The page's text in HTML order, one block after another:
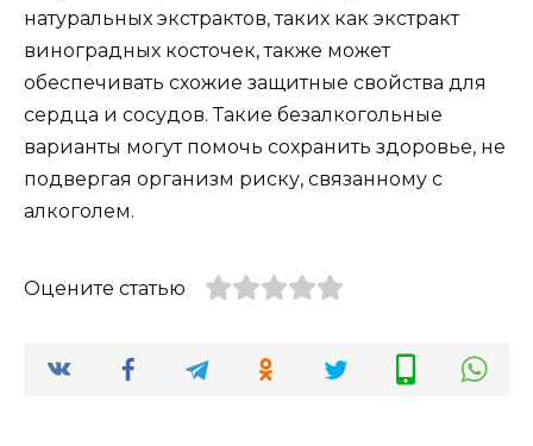
натуральных экстрактов, таких как экстракт
виноградных косточек, также может
обеспечивать схожие защитные свойства для
сердца и сосудов. Такие безалкогольные
варианты могут помочь сохранить здоровье, не
подвергая организм риску, связанному с
алкоголем.
Оцените статью